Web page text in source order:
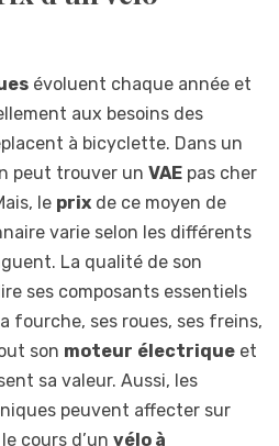
évoluent chaque année et
aux besoins des
à bicyclette. Dans un
peut trouver un VAE pas cher
le prix de ce moyen de
varie selon les différents
La qualité de son
ses composants essentiels
fourche, ses roues, ses freins,
son moteur électrique et
sa valeur. Aussi, les
peuvent affecter sur
cours d’un vélo à